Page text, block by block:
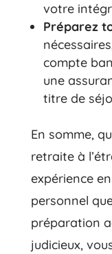
votre
Préparez
compte
une
titre de
En somme,
retraite à
expérience
personnel
préparation
judicieux,